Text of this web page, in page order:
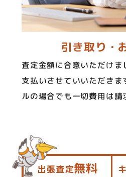
引き取り・
査定金額に合意いただけ
支払いさせていいただき
ルの場合でも一切費用は請
出張査定無料